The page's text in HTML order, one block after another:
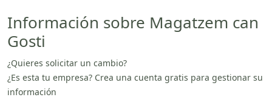
Información sobre Magatzem can
Gosti
¿Quieres solicitar un cambio?
¿Es esta tu empresa? Crea una cuenta gratis para gestionar su
información